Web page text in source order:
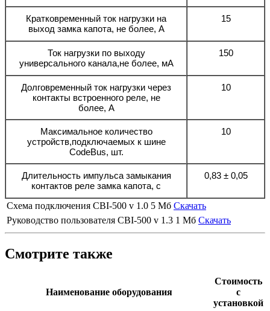
Кратковременный ток нагрузки на
выход замка капота, не более, A
15
Ток нагрузки по выходу
универсального канала,не более, мA
150
Долговременный ток нагрузки через
контакты встроенного реле, не
более, А
10
Максимальное количество
устройств,подключаемых к шине
CodeBus, шт.
10
Длительность импульса замыкания
контактов реле замка капота, с
0,83 ± 0,05
Cхема подключения CBI-500 v 1.0 5 Мб Скачать
Руководство пользователя CBI-500 v 1.3 1 Мб Скачать
Смотрите также
Наименование оборудования
Стоимость
с
установкой